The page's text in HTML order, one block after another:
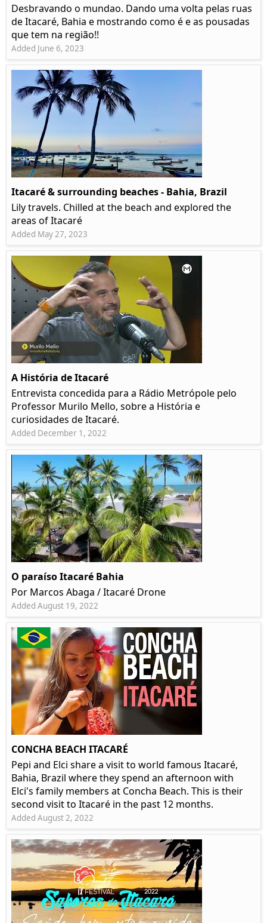
Desbravando o mundao. Dando uma volta pelas ruas
de Itacaré, Bahia e mostrando como é e as pousadas
que tem na região!!
Added June 6, 2023
Itacaré & surrounding beaches - Bahia, Brazil
Lily travels. Chilled at the beach and explored the
areas of Itacaré
Added May 27, 2023
A História de Itacaré
Entrevista concedida para a Rádio Metrópole pelo
Professor Murilo Mello, sobre a História e
curiosidades de Itacaré.
Added December 1, 2022
O paraíso Itacaré Bahia
Por Marcos Abaga / Itacaré Drone
Added August 19, 2022
CONCHA BEACH ITACARÉ
Pepi and Elci share a visit to world famous Itacaré,
Bahia, Brazil where they spend an afternoon with
Elci's family members at Concha Beach. This is their
second visit to Itacaré in the past 12 months.
Added August 2, 2022